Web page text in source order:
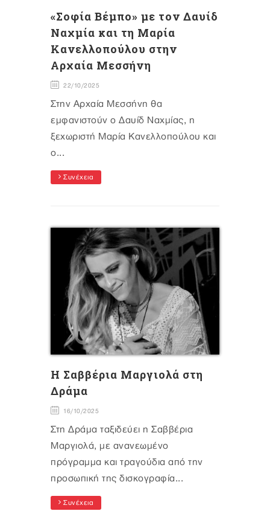
«Σοφία Βέμπο» με τον Δαυίδ
Ναχμία και τη Μαρία
Κανελλοπούλου στην
Αρχαία Μεσσήνη
22/10/2025
Στην Αρχαία Μεσσήνη θα
εμφανιστούν ο Δαυίδ Ναχμίας, η
ξεχωριστή Μαρία Κανελλοπούλου και
ο...
Συνέχεια
H Σαββέρια Μαργιολά στη
Δράμα
16/10/2025
Στη Δράμα ταξιδεύει η Σαββέρια
Μαργιολά, με ανανεωμένο
πρόγραμμα και τραγούδια από την
προσωπική της δισκογραφία...
Συνέχεια